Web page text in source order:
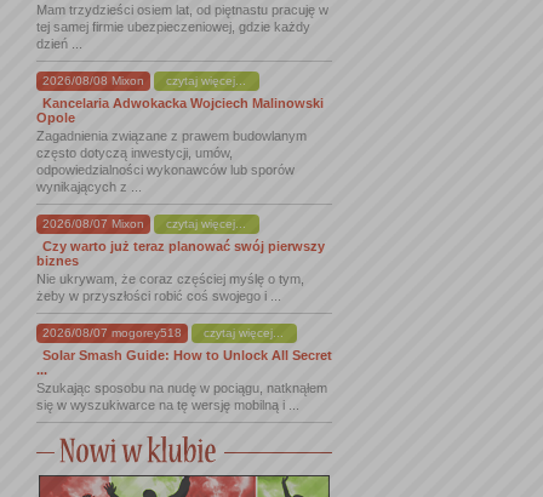
Mam trzydzieści osiem lat, od piętnastu pracuję w
tej samej firmie ubezpieczeniowej, gdzie każdy
dzień ...
2026/08/08 Mixon czytaj więcej...
Kancelaria Adwokacka Wojciech Malinowski
Opole
Zagadnienia związane z prawem budowlanym
często dotyczą inwestycji, umów,
odpowiedzialności wykonawców lub sporów
wynikających z ...
2026/08/07 Mixon czytaj więcej...
Czy warto już teraz planować swój pierwszy
biznes
Nie ukrywam, że coraz częściej myślę o tym,
żeby w przyszłości robić coś swojego i ...
2026/08/07 mogorey518 czytaj więcej...
Solar Smash Guide: How to Unlock All Secret
...
Szukając sposobu na nudę w pociągu, natknąłem
się w wyszukiwarce na tę wersję mobilną i ...